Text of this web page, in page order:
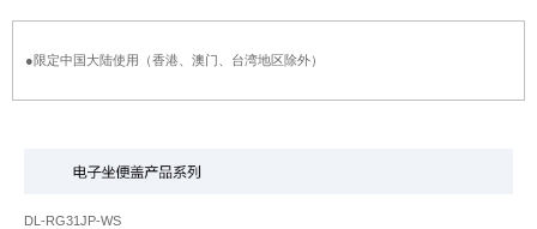
●限定中国大陆使用（香港、澳门、台湾地区除外）
DL-RG31JP-WS